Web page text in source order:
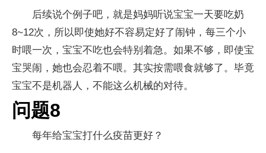
后续说个例子吧，就是妈妈听说宝宝一天要吃奶
8~12次，所以即使她好不容易定好了闹钟，每三个小
时喂一次，宝宝不吃也会特别着急。如果不够，即使宝
宝哭闹，她也会忍着不喂。其实按需喂食就够了。毕竟
宝宝不是机器人，不能这么机械的对待。
问题8
每年给宝宝打什么疫苗更好？